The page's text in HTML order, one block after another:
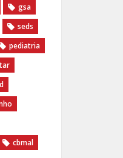
gsa
seds
pediatria
cbmal